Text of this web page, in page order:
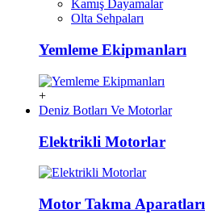
Kamış Dayamalar
Olta Sehpaları
Yemleme Ekipmanları
+
Deniz Botları Ve Motorlar
Elektrikli Motorlar
Motor Takma Aparatları